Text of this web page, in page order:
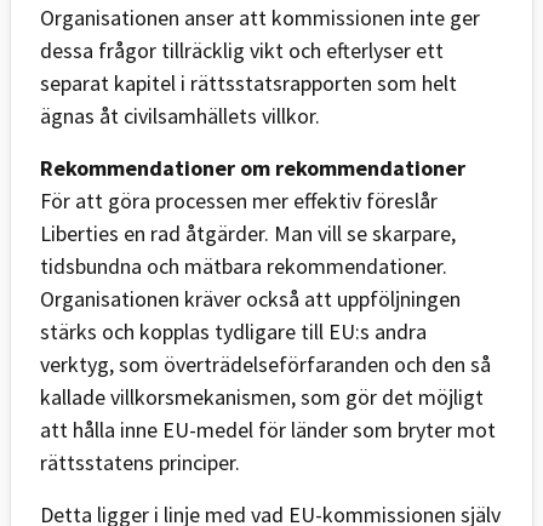
Organisationen anser att kommissionen inte ger
dessa frågor tillräcklig vikt och efterlyser ett
separat kapitel i rättsstatsrapporten som helt
ägnas åt civilsamhällets villkor.
Rekommendationer om rekommendationer
För att göra processen mer effektiv föreslår
Liberties en rad åtgärder. Man vill se skarpare,
tidsbundna och mätbara rekommendationer.
Organisationen kräver också att uppföljningen
stärks och kopplas tydligare till EU:s andra
verktyg, som överträdelseförfaranden och den så
kallade villkorsmekanismen, som gör det möjligt
att hålla inne EU-medel för länder som bryter mot
rättsstatens principer.
Detta ligger i linje med vad EU-kommissionen själv